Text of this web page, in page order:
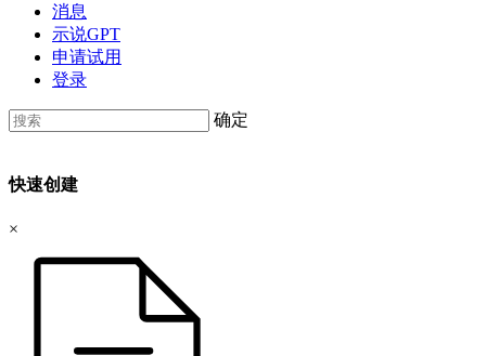
消息
示说GPT
申请试用
登录
确定
快速创建
×